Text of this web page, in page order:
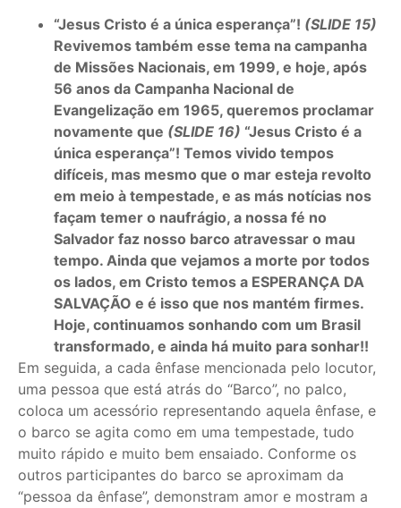
“Jesus Cristo é a única esperança”! (SLIDE 15)
Revivemos também esse tema na campanha
de Missões Nacionais, em 1999, e hoje, após
56 anos da Campanha Nacional de
Evangelização em 1965, queremos proclamar
novamente que (SLIDE 16) “Jesus Cristo é a
única esperança”! Temos vivido tempos
difíceis, mas mesmo que o mar esteja revolto
em meio à tempestade, e as más notícias nos
façam temer o naufrágio, a nossa fé no
Salvador faz nosso barco atravessar o mau
tempo. Ainda que vejamos a morte por todos
os lados, em Cristo temos a ESPERANÇA DA
SALVAÇÃO e é isso que nos mantém firmes.
Hoje, continuamos sonhando com um Brasil
transformado, e ainda há muito para sonhar!!
Em seguida, a cada ênfase mencionada pelo locutor,
uma pessoa que está atrás do “Barco”, no palco,
coloca um acessório representando aquela ênfase, e
o barco se agita como em uma tempestade, tudo
muito rápido e muito bem ensaiado. Conforme os
outros participantes do barco se aproximam da
“pessoa da ênfase”, demonstram amor e mostram a